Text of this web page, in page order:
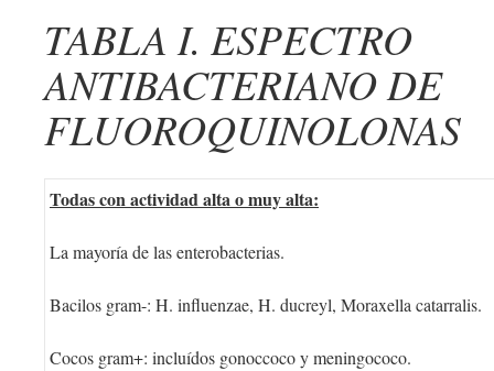
TABLA I. ESPECTRO
ANTIBACTERIANO DE
FLUOROQUINOLONAS
Todas con actividad alta o muy alta:
La mayoría de las enterobacterias.
Bacilos gram-: H. influenzae, H. ducreyl, Moraxella catarralis.
Cocos gram+: incluídos gonoccoco y meningococo.